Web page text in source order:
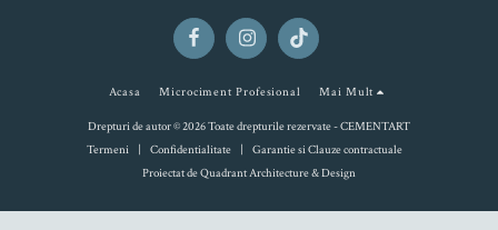
Acasa Microciment Profesional Mai Mult
Drepturi de autor © 2026 Toate drepturile rezervate -CEMENTART
Termeni | Confidentialitate | Garantie si Clauze contractuale
Proiectat deQuadrant Architecture & Design